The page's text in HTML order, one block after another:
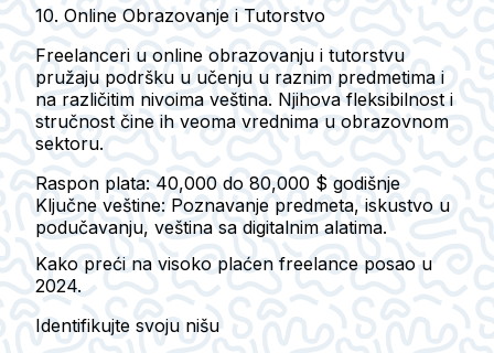
10. Online Obrazovanje i Tutorstvo
Freelanceri u online obrazovanju i tutorstvu
pružaju podršku u učenju u raznim predmetima i
na različitim nivoima veština. Njihova fleksibilnost i
stručnost čine ih veoma vrednima u obrazovnom
sektoru.
Raspon plata: 40,000 do 80,000 $ godišnje
Ključne veštine: Poznavanje predmeta, iskustvo u
podučavanju, veština sa digitalnim alatima.
Kako preći na visoko plaćen freelance posao u
2024.
Identifikujte svoju nišu